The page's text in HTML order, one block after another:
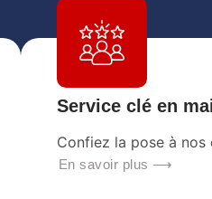
Service clé en
Confiez la pose à
En savoir plus ⟶